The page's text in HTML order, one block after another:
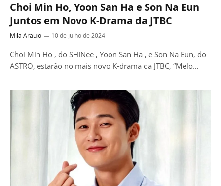
Choi Min Ho, Yoon San Ha e Son Na Eun
Juntos em Novo K-Drama da JTBC
Mila Araujo 10 de julho de 2024
Choi Min Ho , do SHINee , Yoon San Ha , e Son Na Eun, do
ASTRO, estarão no mais novo K-drama da JTBC, “Melo…